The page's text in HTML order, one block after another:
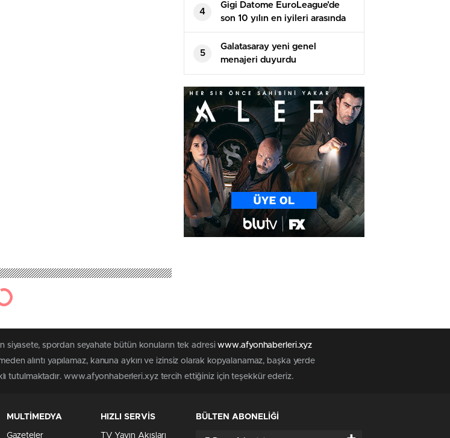
4
Gigi Datome EuroLeague’de
son 10 yılın en iyileri arasında
5
Galatasaray yeni genel
menajeri duyurdu
siyasete, spordan seyahate bütün konuların tek adresiwww.afyonhaberleri.xyz
alıntı yapılamaz, kanuna aykırı ve izinsiz olarak kopyalanamaz, başka yerde
tutulmaktadır. www.afyonhaberleri.xyz tercih ettiğiniz için teşekkür ederiz.
MULTİMEDYA
Gazeteler
HIZLI SERVİS
TV Yayın Akışları
BÜLTEN ABONELİĞİ